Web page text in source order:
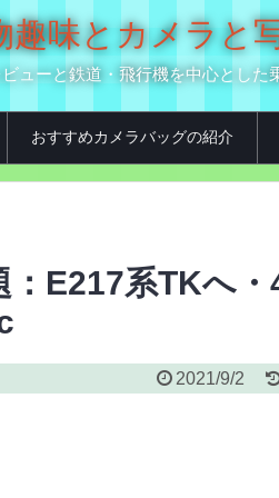
趣味とカメラと
ューと鉄道・飛行機を中心とした
おすすめカメラバッグの紹介
：E217系TKへ
2021/9/2